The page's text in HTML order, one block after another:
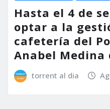
Hasta el 4 de
optar a la
cafetería del
Anabel Medina
torrent al dia